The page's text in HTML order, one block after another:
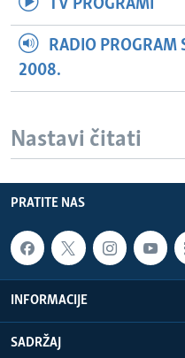
TV PROGRAMI
RADIO PROGRAM
2008.
Nastavi čitati
PRATITE NAS
INFORMACIJE
SADRŽAJ